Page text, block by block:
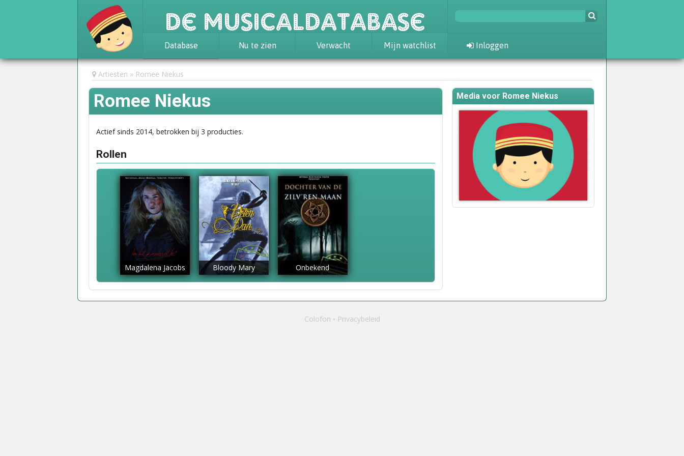
De Musicaldatabase
Database
Achtergrond
Awards
Statistieken
Nu te zien Verwacht Mijn watchlist Inloggen
Artiesten Romee Niekus
Romee Niekus
Actief sinds 2014, betrokken bij 3 producties.
Rollen
Magdalena Jacobs Bloody Mary Onbekend
Media voor Romee Niekus
Colofon Privacybeleid